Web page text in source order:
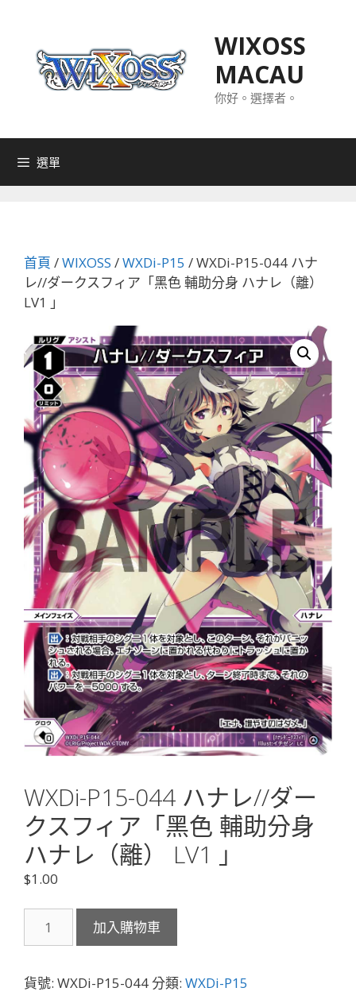
WIXOSS
MACAU
你好。選擇者。
選單
首頁 /WIXOSS /WXDi-P15 / WXDi-P15-044 ハナ
レ//ダークスフィア「黑色 輔助分身 ハナレ（離）
LV1 」
WXDi-P15-044 ハナレ//ダー
クスフィア「黑色 輔助分身
ハナレ（離） LV1 」
$1.00
P15-
ハ
加入購物車
貨號: WXDi-P15-044分類: WXDi-P15